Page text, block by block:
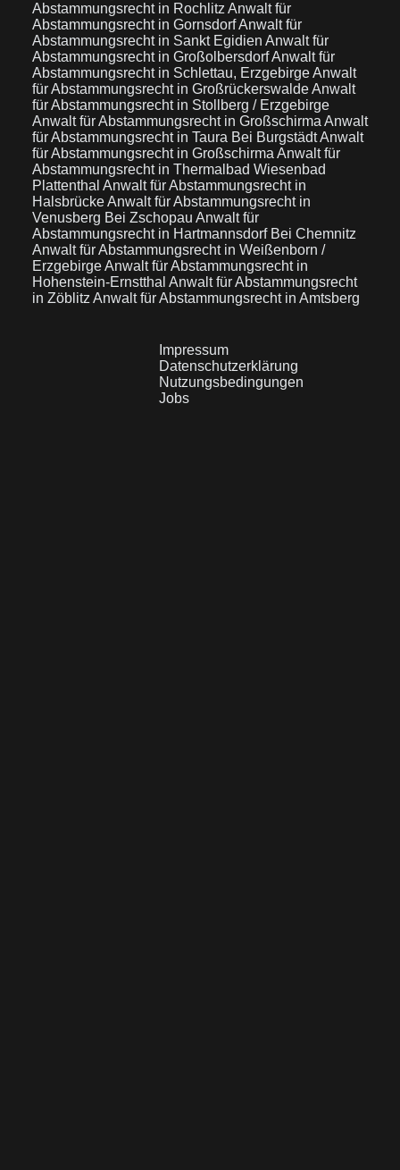
Abstammungsrecht in Rochlitz Anwalt für
Abstammungsrecht in GornsdorfAnwalt für
Abstammungsrecht in Sankt Egidien Anwalt für
Abstammungsrecht in GroßolbersdorfAnwalt für
Abstammungsrecht in Schlettau, ErzgebirgeAnwalt
für Abstammungsrecht in GroßrückerswaldeAnwalt
für Abstammungsrecht in Stollberg / Erzgebirge
Anwalt für Abstammungsrecht in Großschirma Anwalt
für Abstammungsrecht in Taura Bei BurgstädtAnwalt
für Abstammungsrecht in Großschirma Anwalt für
Abstammungsrecht in Thermalbad Wiesenbad
Plattenthal Anwalt für Abstammungsrecht in
HalsbrückeAnwalt für Abstammungsrecht in
Venusberg Bei Zschopau Anwalt für
Abstammungsrecht in Hartmannsdorf Bei Chemnitz
Anwalt für Abstammungsrecht in Weißenborn /
ErzgebirgeAnwalt für Abstammungsrecht in
Hohenstein-Ernstthal Anwalt für Abstammungsrecht
in Zöblitz Anwalt für Abstammungsrecht in Amtsberg
Impressum
Datenschutzerklärung
Nutzungsbedingungen
Jobs